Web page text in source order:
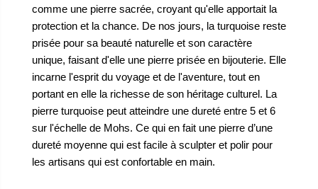
comme une pierre sacrée, croyant qu'elle apportait la
protection et la chance. De nos jours, la turquoise reste
prisée pour sa beauté naturelle et son caractère
unique, faisant d'elle une pierre prisée en bijouterie. Elle
incarne l'esprit du voyage et de l'aventure, tout en
portant en elle la richesse de son héritage culturel. La
pierre turquoise peut atteindre une dureté entre 5 et 6
sur l'échelle de Mohs. Ce qui en fait une pierre d’une
dureté moyenne qui est facile à sculpter et polir pour
les artisans qui est confortable en main.